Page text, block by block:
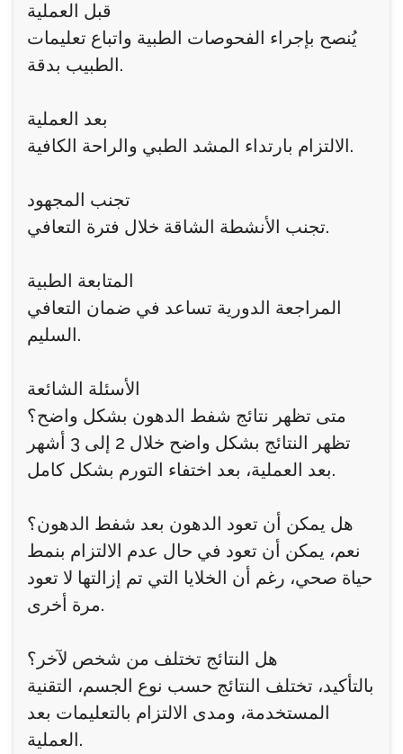
قبل العملية
يُنصح بإجراء الفحوصات الطبية واتباع تعليمات
الطبيب بدقة.
بعد العملية
الالتزام بارتداء المشد الطبي والراحة الكافية.
تجنب المجهود
تجنب الأنشطة الشاقة خلال فترة التعافي.
المتابعة الطبية
المراجعة الدورية تساعد في ضمان التعافي
السليم.
الأسئلة الشائعة
متى تظهر نتائج شفط الدهون بشكل واضح؟
تظهر النتائج بشكل واضح خلال 2 إلى 3 أشهر
بعد العملية، بعد اختفاء التورم بشكل كامل.
هل يمكن أن تعود الدهون بعد شفط الدهون؟
نعم، يمكن أن تعود في حال عدم الالتزام بنمط
حياة صحي، رغم أن الخلايا التي تم إزالتها لا تعود
مرة أخرى.
هل النتائج تختلف من شخص لآخر؟
بالتأكيد، تختلف النتائج حسب نوع الجسم، التقنية
المستخدمة، ومدى الالتزام بالتعليمات بعد
العملية.